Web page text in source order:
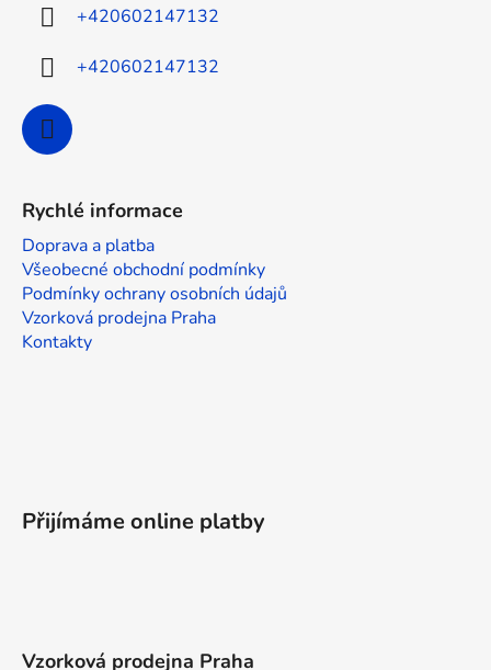
+420602147132
+420602147132
Rychlé informace
Doprava a platba
Všeobecné obchodní podmínky
Podmínky ochrany osobních údajů
Vzorková prodejna Praha
Kontakty
Přijímáme online platby
Vzorková prodejna Praha